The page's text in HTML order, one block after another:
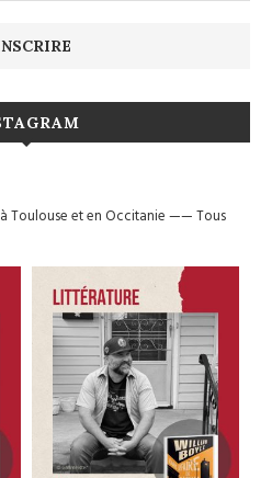
Toulouse et en Occitanie——Tous